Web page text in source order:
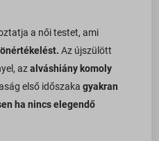
a női testet, ami
Az újszülött
azalváshiány komoly
első időszakagyakran
ha nincs elegendő